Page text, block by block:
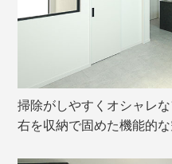
掃除がしやすくオシャレ
右を収納で固めた機能的な